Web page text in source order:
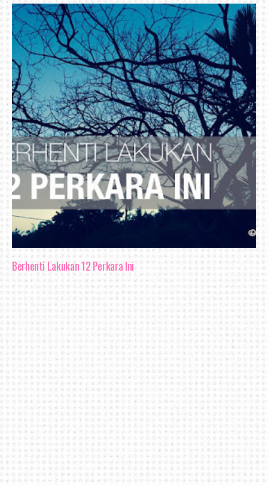
Berhenti Lakukan 12 Perkara Ini